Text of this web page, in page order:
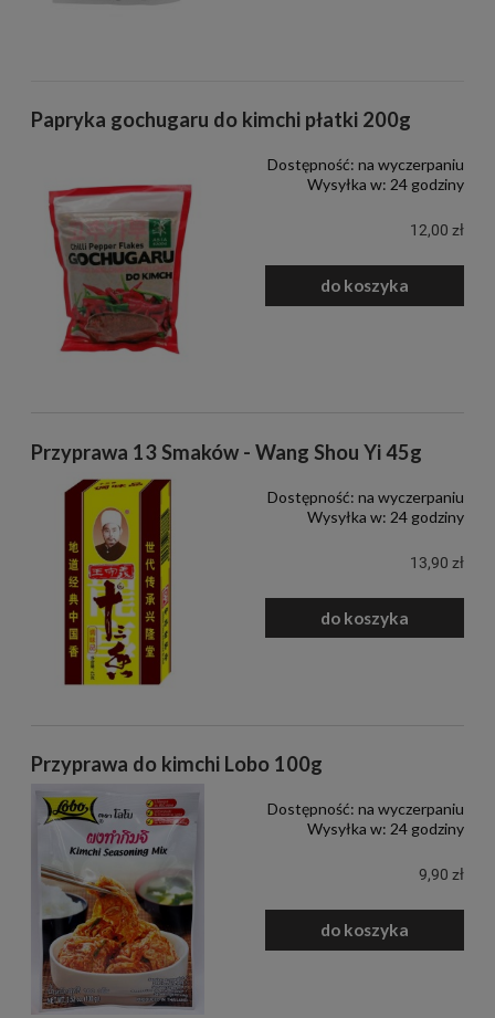
Papryka gochugaru do kimchi płatki 200g
Dostępność: na wyczerpaniu
Wysyłka w: 24 godziny
12,00 zł
do koszyka
Przyprawa 13 Smaków - Wang Shou Yi 45g
Dostępność: na wyczerpaniu
Wysyłka w: 24 godziny
13,90 zł
do koszyka
Przyprawa do kimchi Lobo 100g
Dostępność: na wyczerpaniu
Wysyłka w: 24 godziny
9,90 zł
do koszyka